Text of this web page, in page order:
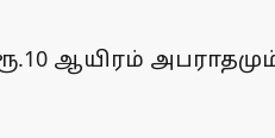
ஆயிரம்